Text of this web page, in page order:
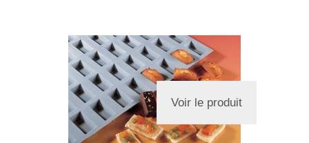
Voir le produit